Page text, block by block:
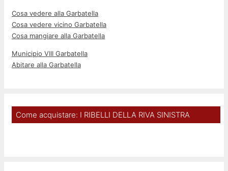
Cosa vedere alla Garbatella
Cosa vedere vicino Garbatella
Cosa mangiare alla Garbatella
Municipio VIII Garbatella
Abitare alla Garbatella
Come acquistare: I RIBELLI DELLA RIVA SINISTRA